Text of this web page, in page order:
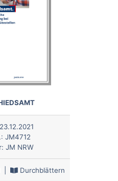
23.12.2021
JM4712
JM NRW
Durchblättern